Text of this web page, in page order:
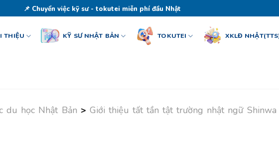
📌 Chuyển việc kỹ sư - tokutei miễn phí đầu Nhật
THIỆU KỸ SƯ NHẬT BẢN TOKUTEI XKLĐ
du học Nhật Bản > Giới thiệu tất tần tật trường nhật ngữ Shinwa